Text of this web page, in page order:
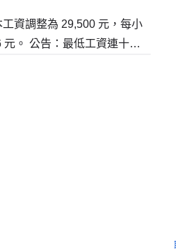
資調整為 29,500 元，每小
。 公告：最低工資連十漲!